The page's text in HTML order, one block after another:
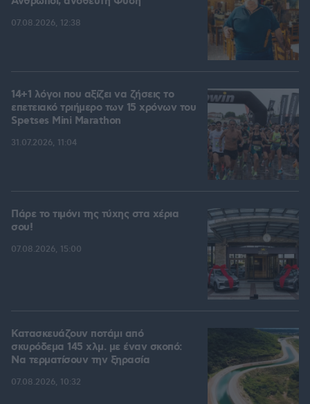
07.08.2026, 12:38
14+1 λόγοι που αξίζει να ζήσεις το
επετειακό τριήμερο των 15 χρόνων του
Spetses Mini Marathon
31.07.2026, 11:04
Πάρε το τιμόνι της τύχης στα χέρια
σου!
07.08.2026, 15:00
Κατασκευάζουν ποτάμι από
σκυρόδεμα 145 χλμ. με έναν σκοπό:
Να τερματίσουν την ξηρασία
07.08.2026, 10:32